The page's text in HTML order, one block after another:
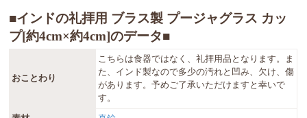
■インドの礼拝用 ブラス製 プージャグラス カッ
プ[約4cm×約4cm]のデータ■
おことわり
こちらは食器ではなく、礼拝用品となります。ま
た、インド製なので多少の汚れと凹み、欠け、傷
があります。予めご了承いただけますと幸いで
す。